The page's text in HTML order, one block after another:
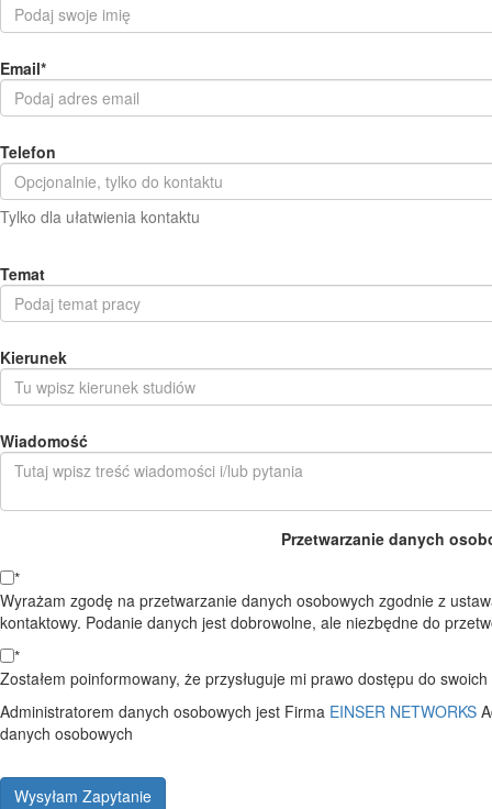
Email*
Telefon
Tylko dla ułatwienia kontaktu
Temat
Kierunek
Wiadomość
Przetwarzanie danych
*
Wyrażam zgodę na przetwarzanie danych osobowych zgodnie z
kontaktowy. Podanie danych jest dobrowolne, ale niezbędne do
*
Zostałem poinformowany, że przysługuje mi prawo dostępu do
Administratorem danych osobowych jest Firma EINSER NETWORKS
danych osobowych
Wysyłam Zapytanie